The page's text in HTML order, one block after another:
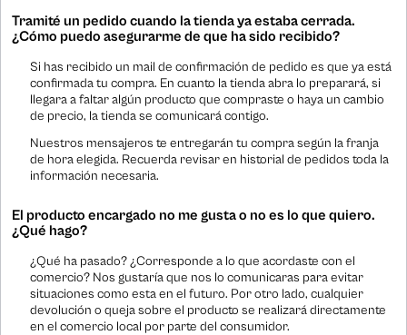
Tramité un pedido cuando la tienda ya estaba cerrada.
¿Cómo puedo asegurarme de que ha sido recibido?
Si has recibido un mail de confirmación de pedido es que ya está
confirmada tu compra. En cuanto la tienda abra lo preparará, si
llegara a faltar algún producto que compraste o haya un cambio
de precio, la tienda se comunicará contigo.
Nuestros mensajeros te entregarán tu compra según la franja
de hora elegida. Recuerda revisar en historial de pedidos toda la
información necesaria.
El producto encargado no me gusta o no es lo que quiero.
¿Qué hago?
¿Qué ha pasado? ¿Corresponde a lo que acordaste con el
comercio? Nos gustaría que nos lo comunicaras para evitar
situaciones como esta en el futuro. Por otro lado, cualquier
devolución o queja sobre el producto se realizará directamente
en el comercio local por parte del consumidor.